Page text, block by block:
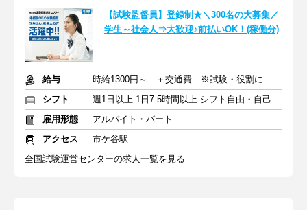
【試験監督員】登録制★＼300名の大募集／
学生～社会人⇒大歓迎♪前払いOK！(稼働分)
給与
時給1300円～ ＋交通費 ※試験・役割により手当あり
シフト
週1日以上 1日7.5時間以上 シフト自由・自己申告
雇用形態
アルバイト・パート
アクセス
市ケ谷駅
全国試験運営センターの求人一覧を見る